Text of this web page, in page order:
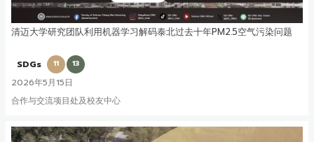
清迈大学研究团队利用机器学习解码泰北过去十年PM2.5空气污染问题
SDGs 11 13
2026年5月15日
合作与交流项目处及校友中心